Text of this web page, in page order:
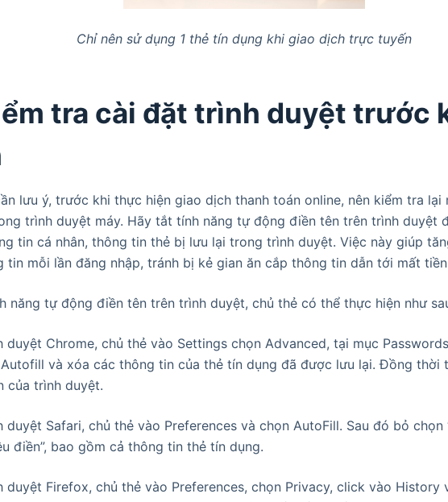
Chỉ nên sử dụng 1 thẻ tín dụng khi giao dịch trực tuyến
tra cài đặt trình duyệt trước
lưu ý, trước khi thực hiện giao dịch thanh toán online, nên kiểm tra lại
trình duyệt máy. Hãy tắt tính năng tự động điền tên trên trình duyệt
tin cá nhân, thông tin thẻ bị lưu lại trong trình duyệt. Việc này giúp
tin mỗi lần đăng nhập, tránh bị kẻ gian ăn cắp thông tin dẫn tới mất
năng tự động điền tên trên trình duyệt, chủ thẻ có thể thực hiện như
duyệt Chrome, chủ thẻ vào Settings chọn Advanced, tại mục
và xóa các thông tin của thẻ tín dụng đã được lưu lại. Đồng thời
của trình duyệt.
duyệt Safari, chủ thẻ vào Preferences và chọn AutoFill. Sau đó bỏ chọn
điền”, bao gồm cả thông tin thẻ tín dụng.
duyệt Firefox, chủ thẻ vào Preferences, chọn Privacy, click vào History